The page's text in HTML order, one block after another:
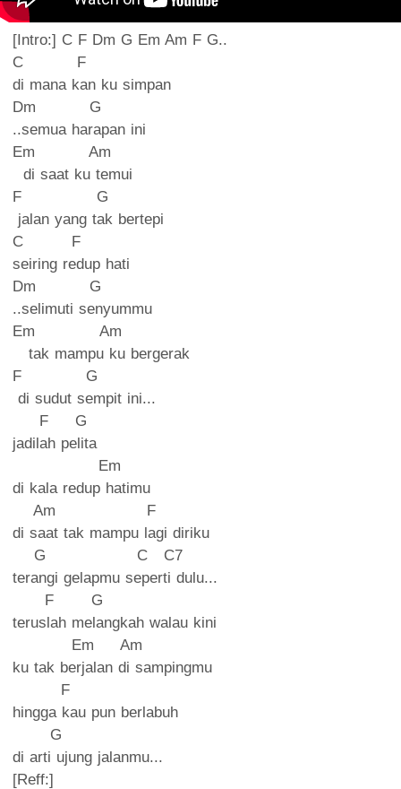
[Intro:] C F Dm G Em Am F G..
C F
di mana kan ku simpan
Dm G
..semua harapan ini
Em Am
di saat ku temui
F G
jalan yang tak bertepi
C F
seiring redup hati
Dm G
..selimuti senyummu
Em Am
tak mampu ku bergerak
F G
di sudut sempit ini...
F G
jadilah pelita
Em
di kala redup hatimu
Am F
di saat tak mampu lagi diriku
G C C7
terangi gelapmu seperti dulu...
F G
teruslah melangkah walau kini
Em Am
ku tak berjalan di sampingmu
F
hingga kau pun berlabuh
G
di arti ujung jalanmu...
[Reff:]